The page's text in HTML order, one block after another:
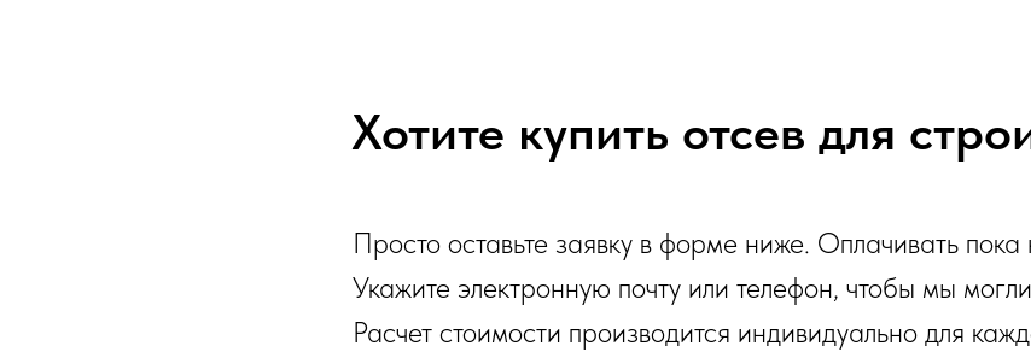
Хотите купить отсев для
Просто оставьте заявку в форме ниже. Оплачивать пока
Укажите электронную почту или телефон, чтобы мы
Расчет стоимости производится индивидуально для